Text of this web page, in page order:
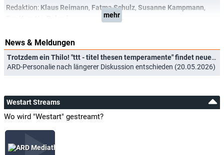
Redaktion: Klaus Reimann, Fatma Schulz, Susanne Kampmann,
mehr
News & Meldungen
Trotzdem ein Thilo! "ttt - titel thesen temperamente" findet neuen Moderator
ARD-Personalie nach längerer Diskussion entschieden (20.05.2026)
Westart Streams
Wo wird "Westart" gestreamt?